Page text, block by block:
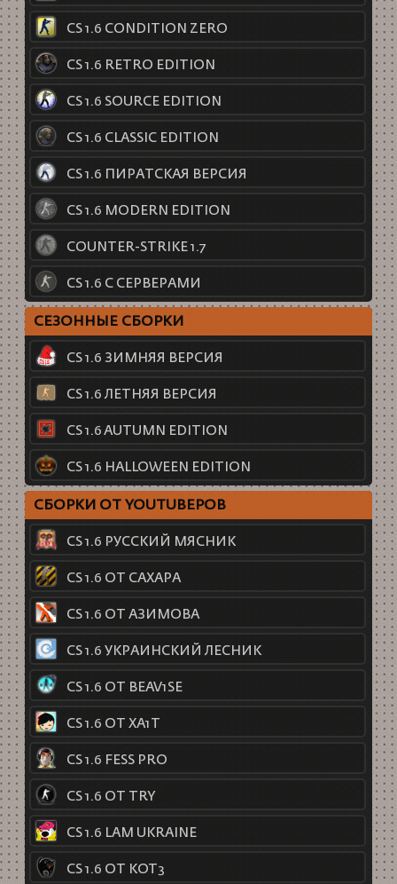
CS 1.6 CONDITION ZERO
CS 1.6 RETRO EDITION
CS 1.6 SOURCE EDITION
CS 1.6 CLASSIC EDITION
CS 1.6 ПИРАТСКАЯ ВЕРСИЯ
CS 1.6 MODERN EDITION
COUNTER-STRIKE 1.7
CS 1.6 С СЕРВЕРАМИ
СЕЗОННЫЕ СБОРКИ
CS 1.6 ЗИМНЯЯ ВЕРСИЯ
CS 1.6 ЛЕТНЯЯ ВЕРСИЯ
CS 1.6 AUTUMN EDITION
CS 1.6 HALLOWEEN EDITION
СБОРКИ ОТ YOUTUBEРОВ
CS 1.6 РУССКИЙ МЯСНИК
CS 1.6 ОТ САХАРА
CS 1.6 ОТ АЗИМОВА
CS 1.6 УКРАИНСКИЙ ЛЕСНИК
CS 1.6 ОТ BEAV1SE
CS 1.6 ОТ XA1T
CS 1.6 FESS PRO
CS 1.6 ОТ TRY
CS 1.6 LAM UKRAINE
CS 1.6 ОТ KOT3